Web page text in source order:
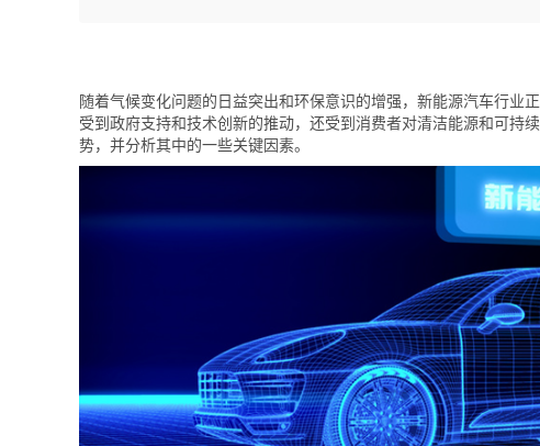
随着气候变化问题的日益突出和环保意识的增强，新能源汽车行业
受到政府支持和技术创新的推动，还受到消费者对清洁能源和可持
势，并分析其中的一些关键因素。